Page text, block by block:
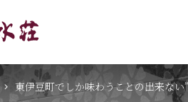
東伊豆町でしか味わうことの出来な